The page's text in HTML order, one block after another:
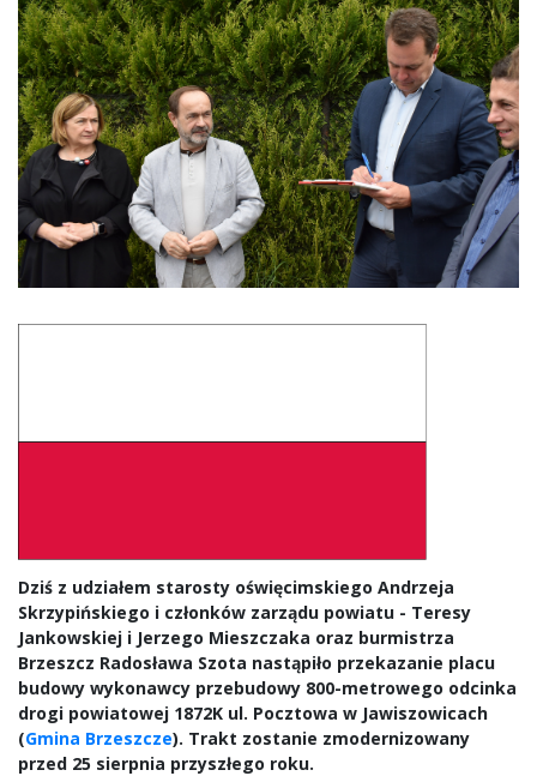
Dziś z udziałem starosty oświęcimskiego Andrzeja
Skrzypińskiego i członków zarządu powiatu - Teresy
Jankowskiej i Jerzego Mieszczaka oraz burmistrza
Brzeszcz Radosława Szota nastąpiło przekazanie placu
budowy wykonawcy przebudowy 800-metrowego odcinka
drogi powiatowej 1872K ul. Pocztowa w Jawiszowicach
(Gmina Brzeszcze). Trakt zostanie zmodernizowany
przed 25 sierpnia przyszłego roku.